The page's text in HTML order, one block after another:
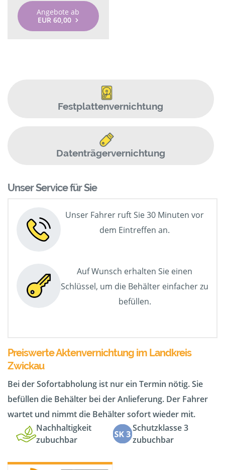
Angebote ab
EUR 60,00
Festplattenvernichtung
Datenträgervernichtung
Unser Service für Sie
Unser Fahrer ruft Sie 30 Minuten vor
dem Eintreffen an.
Auf Wunsch erhalten Sie einen
Schlüssel, um die Behälter einfacher zu
befüllen.
Preiswerte Aktenvernichtung im Landkreis
Zwickau
Bei der Sofortabholung ist nur ein Termin nötig. Sie
befüllen die Behälter bei der Anlieferung. Der Fahrer
wartet und nimmt die Behälter sofort wieder mit.
Nachhaltigkeit
zubuchbar
Schutzklasse 3
zubuchbar